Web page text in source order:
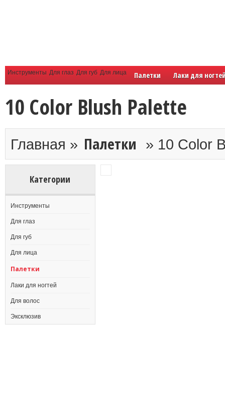
Инструменты Для глаз Для губ Для лица Палетки Лаки для
10 Color Blush Palette
Главная » Палетки » 10 Color
Категории
Инструменты
Для глаз
Для губ
Для лица
Палетки
Лаки для ногтей
Для волос
Эксклюзив